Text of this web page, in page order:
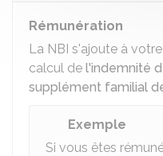
Rémunération
La NBI s'ajoute à votre
calcul de l'indemnité
supplément familial
Exemple
Si vous êtes